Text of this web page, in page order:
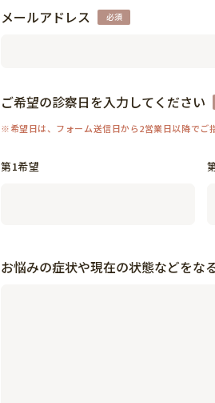
メールアドレス
ご希望の診察日を入力してください
第1希望
お悩みの症状や現在の状態などをな